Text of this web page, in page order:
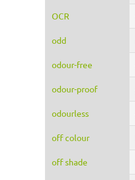
OCR
odd
odour-free
odour-proof
odourless
off colour
off shade